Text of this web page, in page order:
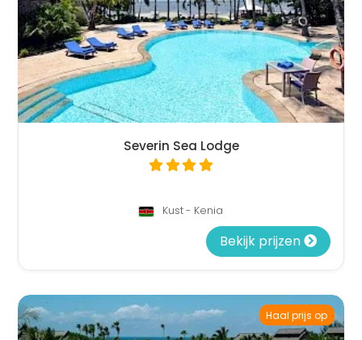
Severin Sea Lodge
Kust - Kenia
Bekijk prijzen
Haal prijs op